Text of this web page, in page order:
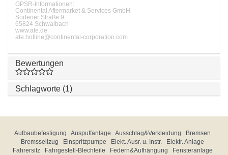
GPSR-Informationen:
Continental Aftermarket & Services GmbH
Sodener Straße 9
65824 Schwalbach
www.ate.de
ate.hotline@continental-corporation.com
Bewertungen
Schlagworte (1)
Aufbaubefestigung Auspuffanlage Ausschlag&Verkleidung
Bremsen
Bremsseilzug
Einspritzpumpe Elekt. Ausr. u. Instr.
Elektr. Anlage
Fahrersitz
Fahrgestell-Blechteile Federn&Aufhängung
Fensteranlage